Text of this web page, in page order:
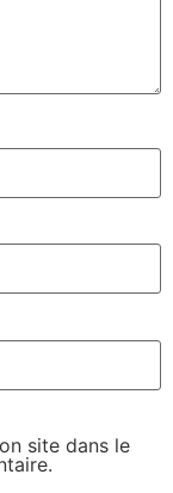
site dans le